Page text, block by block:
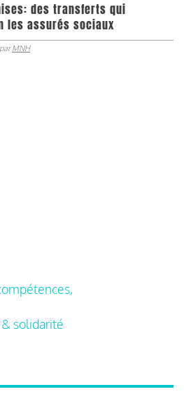
des transferts qui
les assurés sociaux
MNH
solidarité